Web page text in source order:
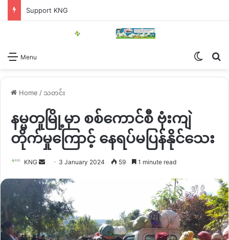
Support KNG
Menu
Home / သတင်း
နမ္မတူမြို့မှာ စစ်ကောင်စီ ဗုံးကျဲ
တိုက်မှုကြောင့် နေရပ်မပြန်နိုင်သေး
KNG
Send
email
3 January 2024 59 1 minute read